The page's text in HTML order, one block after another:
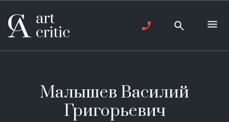
Малышев Василий
Григорьевич